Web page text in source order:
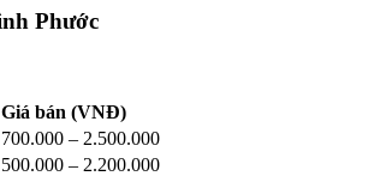
Phước
Giá bán (VNĐ)
700.000 – 2.500.000
500.000 – 2.200.000